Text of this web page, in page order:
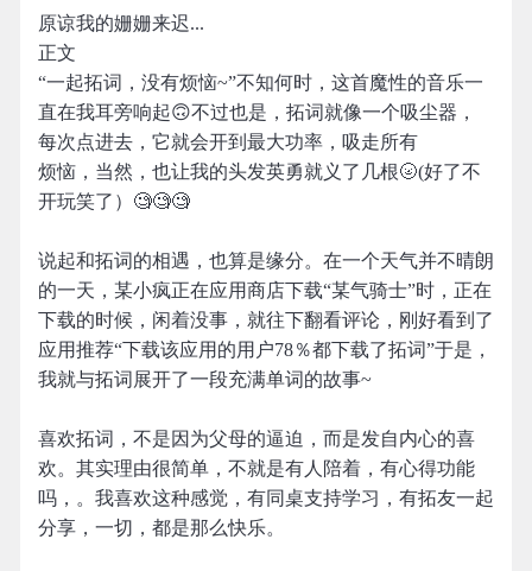
原谅我的姗姗来迟...
正文
“一起拓词，没有烦恼~”不知何时，这首魔性的音乐一
直在我耳旁响起🙃不过也是，拓词就像一个吸尘器，
每次点进去，它就会开到最大功率，吸走所有
烦恼，当然，也让我的头发英勇就义了几根🌝(好了不
开玩笑了）🧐🧐🧐
说起和拓词的相遇，也算是缘分。在一个天气并不晴朗
的一天，某小疯正在应用商店下载“某气骑士”时，正在
下载的时候，闲着没事，就往下翻看评论，刚好看到了
应用推荐“下载该应用的用户78％都下载了拓词”于是，
我就与拓词展开了一段充满单词的故事~
喜欢拓词，不是因为父母的逼迫，而是发自内心的喜
欢。其实理由很简单，不就是有人陪着，有心得功能
吗，。我喜欢这种感觉，有同桌支持学习，有拓友一起
分享，一切，都是那么快乐。